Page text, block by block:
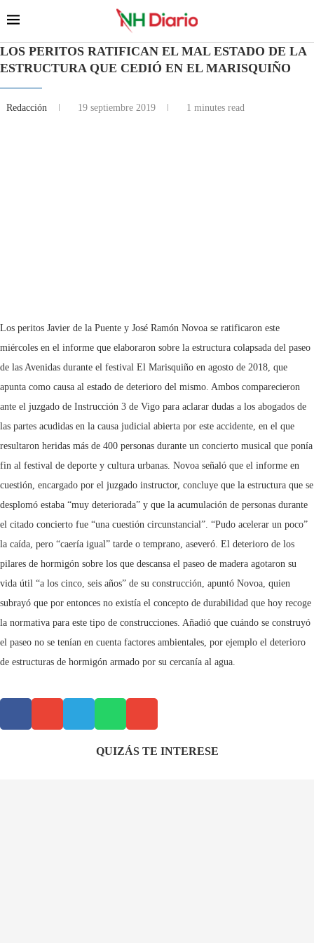
LOS PERITOS RATIFICAN EL MAL ESTADO DE LA
ESTRUCTURA QUE CEDIÓ EN EL MARISQUIÑO
Redacción 19 septiembre 2019 1 minutes read
Los peritos Javier de la Puente y José Ramón Novoa se ratificaron este
miércoles en el informe que elaboraron sobre la estructura colapsada del paseo
de las Avenidas durante el festival El Marisquiño en agosto de 2018, que
apunta como causa al estado de deterioro del mismo. Ambos comparecieron
ante el juzgado de Instrucción 3 de Vigo para aclarar dudas a los abogados de
las partes acudidas en la causa judicial abierta por este accidente, en el que
resultaron heridas más de 400 personas durante un concierto musical que ponía
fin al festival de deporte y cultura urbanas. Novoa señaló que el informe en
cuestión, encargado por el juzgado instructor, concluye que la estructura que se
desplomó estaba “muy deteriorada” y que la acumulación de personas durante
el citado concierto fue “una cuestión circunstancial”. “Pudo acelerar un poco”
la caída, pero “caería igual” tarde o temprano, aseveró. El deterioro de los
pilares de hormigón sobre los que descansa el paseo de madera agotaron su
vida útil “a los cinco, seis años” de su construcción, apuntó Novoa, quien
subrayó que por entonces no existía el concepto de durabilidad que hoy recoge
la normativa para este tipo de construcciones. Añadió que cuándo se construyó
el paseo no se tenían en cuenta factores ambientales, por ejemplo el deterioro
de estructuras de hormigón armado por su cercanía al agua.
QUIZÁS TE INTERESE